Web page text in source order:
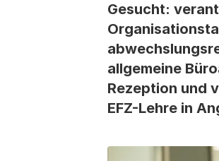
Gesucht:
allgemeine
Rezeption und
EFZ-Lehre in